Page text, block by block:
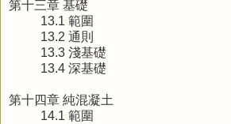
第十三章 基礎
13.1 範圍
13.2 通則
13.3 淺基礎
13.4 深基礎
第十四章 純混凝土
14.1 範圍